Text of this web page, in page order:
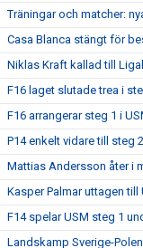
Träningar och matcher:
Casa Blanca stängt för
Niklas Kraft kallad till
F16 laget slutade trea i
F16 arrangerar steg 1 i
P14 enkelt vidare till steg 2
Mattias Andersson åter i
Kasper Palmar uttagen
F14 spelar USM steg 1
Landskamp Sverige-